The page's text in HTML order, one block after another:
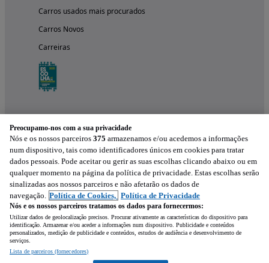
Carros usados mais procurados
Carros Novos
Carreiras
Experimenta a aplicação
Preocupamo-nos com a sua privacidade
Nós e os nossos parceiros 375 armazenamos e/ou acedemos a informações
num dispositivo, tais como identificadores únicos em cookies para tratar
dados pessoais. Pode aceitar ou gerir as suas escolhas clicando abaixo ou em
qualquer momento na página da política de privacidade. Estas escolhas serão
sinalizadas aos nossos parceiros e não afetarão os dados de
navegação. Política de Cookies, Política de Privacidade
Nós e os nossos parceiros tratamos os dados para fornecermos:
Utilizar dados de geolocalização precisos. Procurar ativamente as características do dispositivo para
identificação. Armazenar e/ou aceder a informações num dispositivo. Publicidade e conteúdos
personalizados, medição de publicidade e conteúdos, estudos de audiência e desenvolvimento de
serviços.
Lista de parceiros (fornecedores)